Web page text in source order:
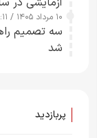
۱۰ مرداد ۱۴۰۵ / ۱۹:۱۱
سه تصمیم
شد
پربازدید